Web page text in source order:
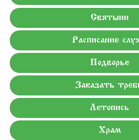
Святыни
Расписание
Подворье
Заказать
Летопись
Храм